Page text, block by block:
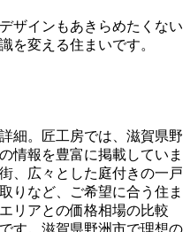
ザインもあきらめたくない
を変える住まいです。
細。匠工房では、滋賀県野
情報を豊富に掲載していま
、広々とした庭付きの一戸
りなど、ご希望に合う住ま
リアとの価格相場の比較